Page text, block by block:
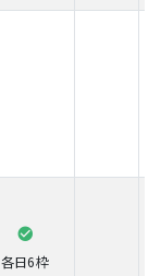
各日6枠